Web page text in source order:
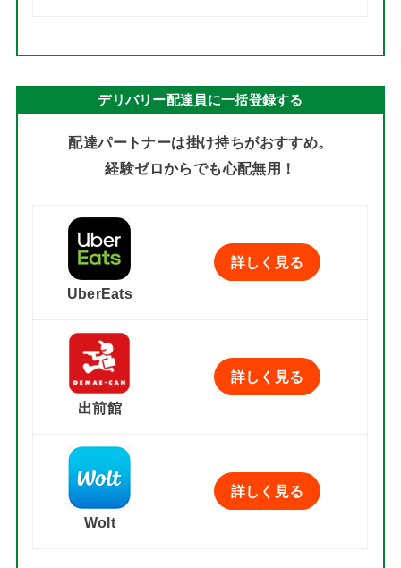
デリバリー配達員に一括登録する
配達パートナーは掛け持ちがおすすめ。
経験ゼロからでも心配無用！
UberEats
詳しく見る
出前館
詳しく見る
Wolt
詳しく見る